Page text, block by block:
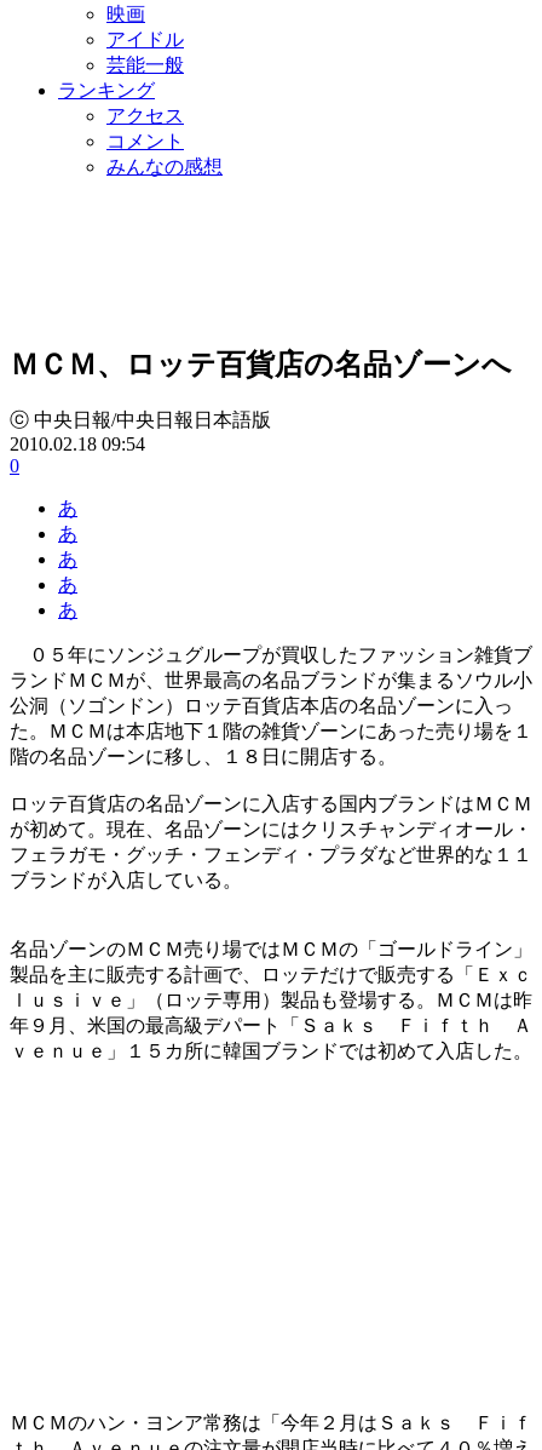
映画
アイドル
芸能一般
ランキング
アクセス
コメント
みんなの感想
ＭＣＭ、ロッテ百貨店の名品ゾーンへ
ⓒ 中央日報/中央日報日本語版
2010.02.18 09:54
0
あ
あ
あ
あ
あ
０５年にソンジュグループが買収したファッション雑貨ブ
ランドＭＣＭが、世界最高の名品ブランドが集まるソウル小
公洞（ソゴンドン）ロッテ百貨店本店の名品ゾーンに入っ
た。ＭＣＭは本店地下１階の雑貨ゾーンにあった売り場を１
階の名品ゾーンに移し、１８日に開店する。
ロッテ百貨店の名品ゾーンに入店する国内ブランドはＭＣＭ
が初めて。現在、名品ゾーンにはクリスチャンディオール・
フェラガモ・グッチ・フェンディ・プラダなど世界的な１１
ブランドが入店している。
名品ゾーンのＭＣＭ売り場ではＭＣＭの「ゴールドライン」
製品を主に販売する計画で、ロッテだけで販売する「Ｅｘｃ
ｌｕｓｉｖｅ」（ロッテ専用）製品も登場する。ＭＣＭは昨
年９月、米国の最高級デパート「Ｓａｋｓ Ｆｉｆｔｈ Ａ
ｖｅｎｕｅ」１５カ所に韓国ブランドでは初めて入店した。
ＭＣＭのハン・ヨンア常務は「今年２月はＳａｋｓ Ｆｉｆ